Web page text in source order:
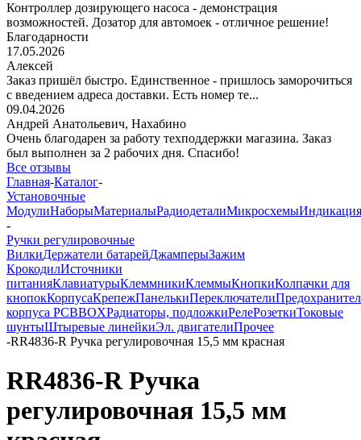
Контроллер дозирующего насоса - демонстрация
возможностей. Дозатор для автомоек - отличное решение!
Благодарности
17.05.2026
Алексей
Заказ пришёл быстро. Единственное - пришлось заморочиться
с введением адреса доставки. Есть номер те...
09.04.2026
Андрей Анатольевич, Нахабино
Очень благодарен за работу техподдержки магазина. Заказ
был выполнен за 2 рабочих дня. Спасибо!
Все отзывы
Главная-Каталог-
Установочные
МодулиНаборыМатериалыРадиодеталиМикросхемыИндикация
-
Ручки регулировочные
ВилкиДержатели батарейДжамперыЗажим
КрокодилИсточники
питанияКлавиатурыКлеммникиКлеммыКнопкиКолпачки для
кнопокКорпусаКрепежПанелькиПереключатели
корпуса PCBBOXРадиаторы, подложкиРелеРозеткиТоковые
шунтыШтыревые линейкиЭл. двигателиПрочее
-RR4836-R Ручка регулировочная 15,5 мм красная
RR4836-R Ручка
регулировочная 15,5 мм